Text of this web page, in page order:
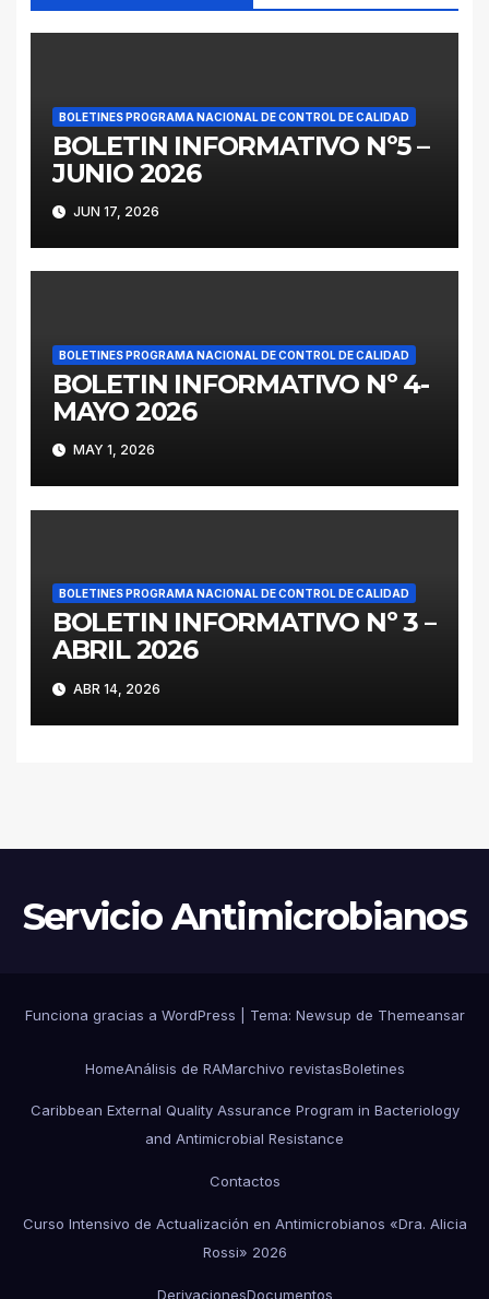
BOLETINES PROGRAMA NACIONAL DE CONTROL DE CALIDAD
BOLETIN INFORMATIVO Nº5 –
JUNIO 2026
JUN 17, 2026
BOLETINES PROGRAMA NACIONAL DE CONTROL DE CALIDAD
BOLETIN INFORMATIVO Nº 4-
MAYO 2026
MAY 1, 2026
BOLETINES PROGRAMA NACIONAL DE CONTROL DE CALIDAD
BOLETIN INFORMATIVO Nº 3 –
ABRIL 2026
ABR 14, 2026
Servicio Antimicrobianos
Funciona gracias a WordPress Tema: Newsup de Themeansar
HomeAnálisis de RAMarchivo revistasBoletines
Caribbean External Quality Assurance Program in Bacteriology
and Antimicrobial Resistance
Contactos
Curso Intensivo de Actualización en Antimicrobianos «Dra. Alicia
Rossi» 2026
DerivacionesDocumentos